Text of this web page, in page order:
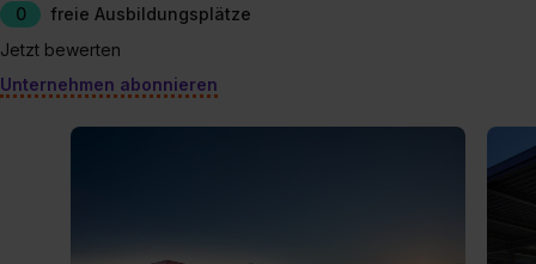
0
freie Ausbildungsplätze
Jetzt bewerten
Unternehmen abonnieren